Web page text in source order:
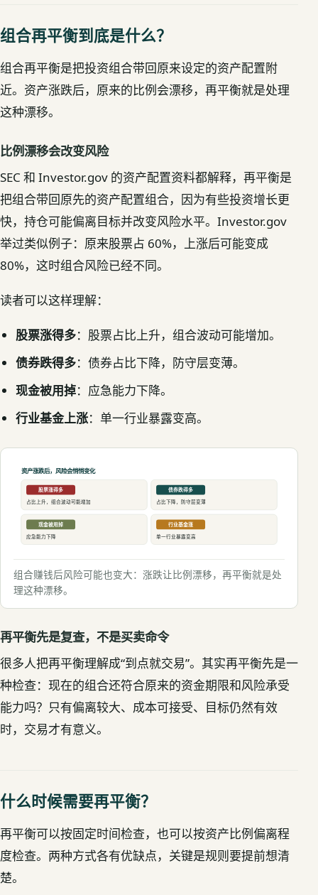
组合再平衡到底是什么？
组合再平衡是把投资组合带回原来设定的资产配置附
近。资产涨跌后，原来的比例会漂移，再平衡就是处理
这种漂移。
比例漂移会改变风险
SEC 和 Investor.gov 的资产配置资料都解释，再平衡是
把组合带回原先的资产配置组合，因为有些投资增长更
快，持仓可能偏离目标并改变风险水平。Investor.gov
举过类似例子：原来股票占 60%，上涨后可能变成
80%，这时组合风险已经不同。
读者可以这样理解：
股票涨得多：股票占比上升，组合波动可能增加。
债券跌得多：债券占比下降，防守层变薄。
现金被用掉：应急能力下降。
行业基金上涨：单一行业暴露变高。
资产涨跌后，风险会悄悄变化
股票涨得多
占比上升，组合波动可能增加
债券跌得多
占比下降，防守层变薄
现金被用掉
应急能力下降
行业基金涨
单一行业暴露变高
组合赚钱后风险可能也变大：涨跌让比例漂移，再平衡就是处
理这种漂移。
再平衡先是复查，不是买卖命令
很多人把再平衡理解成“到点就交易”。其实再平衡先是一
种检查：现在的组合还符合原来的资金期限和风险承受
能力吗？只有偏离较大、成本可接受、目标仍然有效
时，交易才有意义。
什么时候需要再平衡？
再平衡可以按固定时间检查，也可以按资产比例偏离程
度检查。两种方式各有优缺点，关键是规则要提前想清
楚。